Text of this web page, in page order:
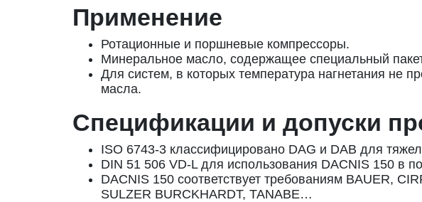
Применение
Ротационные и поршневые компрессоры.
Минеральное масло, содержащее специальный
Для систем, в которых температура нагнетания не
масла.
Спецификации и допуски
ISO 6743-3 классифицировано DAG и DAB для
DIN 51 506 VD-L для использования DACNIS 150 в
DACNIS 150 соответствует требованиям BAUER,
SULZER BURCKHARDT, TANABE…